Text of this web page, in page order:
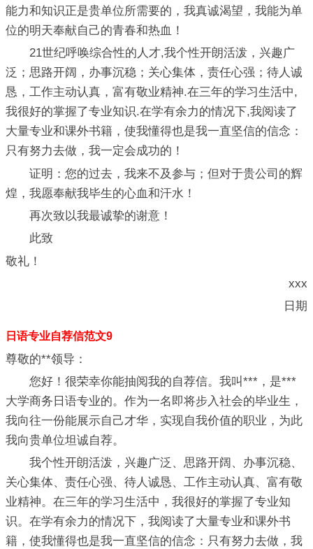
能力和知识正是贵单位所需要的，我真诚渴望，我能为单
位的明天奉献自己的青春和热血！
21世纪呼唤综合性的人才,我个性开朗活泼，兴趣广
泛；思路开阔，办事沉稳；关心集体，责任心强；待人诚
恳，工作主动认真，富有敬业精神.在三年的学习生活中,
我很好的掌握了专业知识.在学有余力的情况下,我阅读了
大量专业和课外书籍，使我懂得也是我一直坚信的信念：
只有努力去做，我一定会成功的！
证明：您的过去，我来不及参与；但对于贵公司的辉
煌，我愿奉献我毕生的心血和汗水！
再次致以我最诚挚的谢意！
此致
敬礼！
xxx
日期
日语专业自荐信范文9
尊敬的**领导：
您好！很荣幸你能抽阅我的自荐信。我叫***，是***
大学商务日语专业的。作为一名即将步入社会的毕业生，
我向往一份能展示自己才华，实现自我价值的职业，为此
我向贵单位坦诚自荐。
我个性开朗活泼，兴趣广泛、思路开阔、办事沉稳、
关心集体、责任心强、待人诚恳、工作主动认真、富有敬
业精神。在三年的学习生活中，我很好的掌握了专业知
识。在学有余力的情况下，我阅读了大量专业和课外书
籍，使我懂得也是我一直坚信的信念：只有努力去做，我